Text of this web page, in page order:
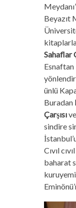
Beyazıt
Sahaflar
Esnaftan
ünlü
Buradan
Çarşısı
sindire
Cıvıl
baharat